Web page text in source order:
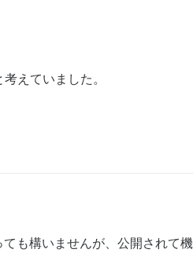
えていました。
も構いませんが、公開されて